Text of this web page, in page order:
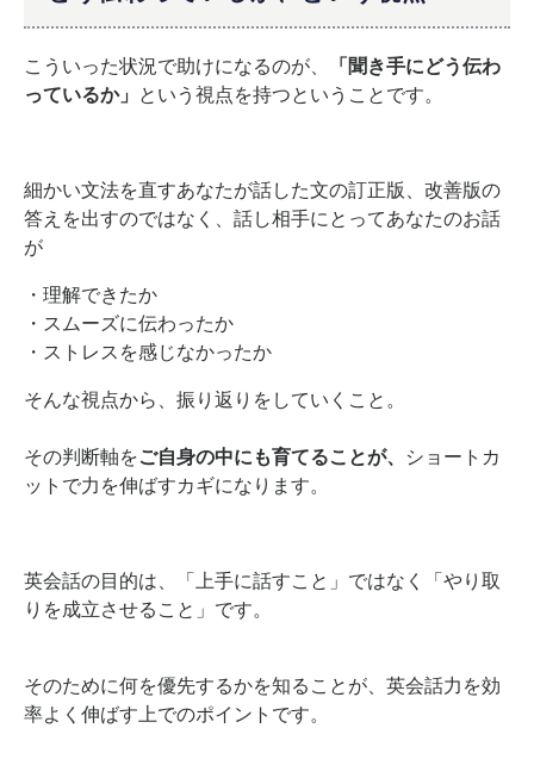
こういった状況で助けになるのが、
「聞き手にどう伝わ
っているか」 という視点を持つということです。
細かい文法を直すあなたが話した文の訂正版、改善版の
答えを出すのではなく、 話し相手にとってあなたのお話
が
・理解できたか
・スムーズに伝わったか
・ストレスを感じなかったか
そんな視点から、 振り返りをしていくこと。
その判断軸をご自身の中にも育てることが、
ショートカ
ットで力を伸ばすカギになります。
英会話の目的は、 「上手に話すこと」ではなく
「やり取
りを成立させること」 です。
そのために何を優先するかを知ることが、 英会話力を効
率よく伸ばす上でのポイントです。